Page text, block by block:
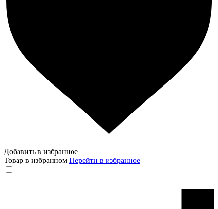
Добавить в избранное
Товар в избранном Перейти в избранное